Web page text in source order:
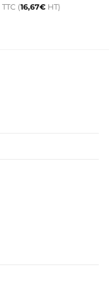
TTC (16,67€HT)